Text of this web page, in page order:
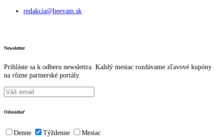
redakcia@beevam.sk
Newsletter
Prihláste sa k odberu newslettra. Každý mesiac rozdávame zľavové kupóny
na rôzne partnerské portály.
Odosielať
Denne Týždenne Mesiac